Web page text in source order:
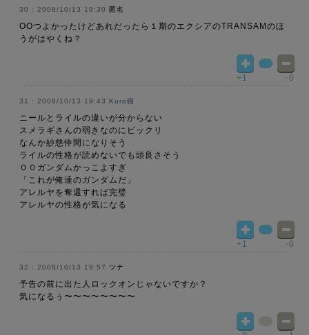
2008/10/13 19:30 匿名
OOつよかったけどあれだったら１期のエクシアのTRANSAMのほ
うがはやくね？
+1 -0
2008/10/13 19:43 Kuro猫
ニールとライルの違いが分からない
スメラギさんの弱きなのにビックリ
なんか紗慈仲間になりそう
ライルの性格が読めないでも頭良さそう
００ガンダムかっこよすぎ
「これが俺達のガンダムだ」
アレルヤを奪還すれば完璧
アレルヤの性格が気になる
+1 -0
2008/10/13 19:57 ツナ
予告の前に出た人ロックオンじゃないですか？
気になるぅ〜〜〜〜〜〜〜〜